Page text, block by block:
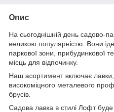
Опис
На сьогоднішній день садово-
великою популярністю. Вони
паркової зони, прибудинкової
місць для відпочинку.
Наш асортимент включає лавки,
високоміцного металевого
брусів.
Садова лавка в стилі Лофт